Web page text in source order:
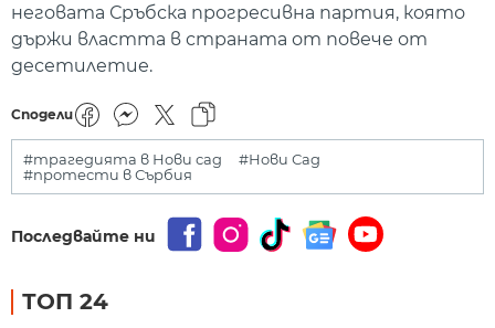
неговата Сръбска прогресивна партия, която
държи властта в страната от повече от
десетилетие.
Сподели
#трагедията в Нови сад
#Нови Сад
#протести в Сърбия
Последвайте ни
ТОП 24